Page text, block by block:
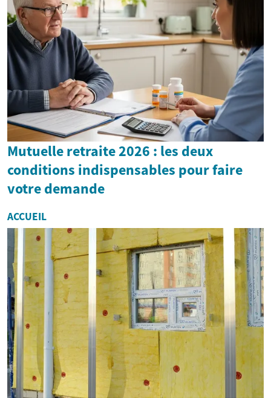
Mutuelle retraite 2026 : les deux
conditions indispensables pour faire
votre demande
ACCUEIL